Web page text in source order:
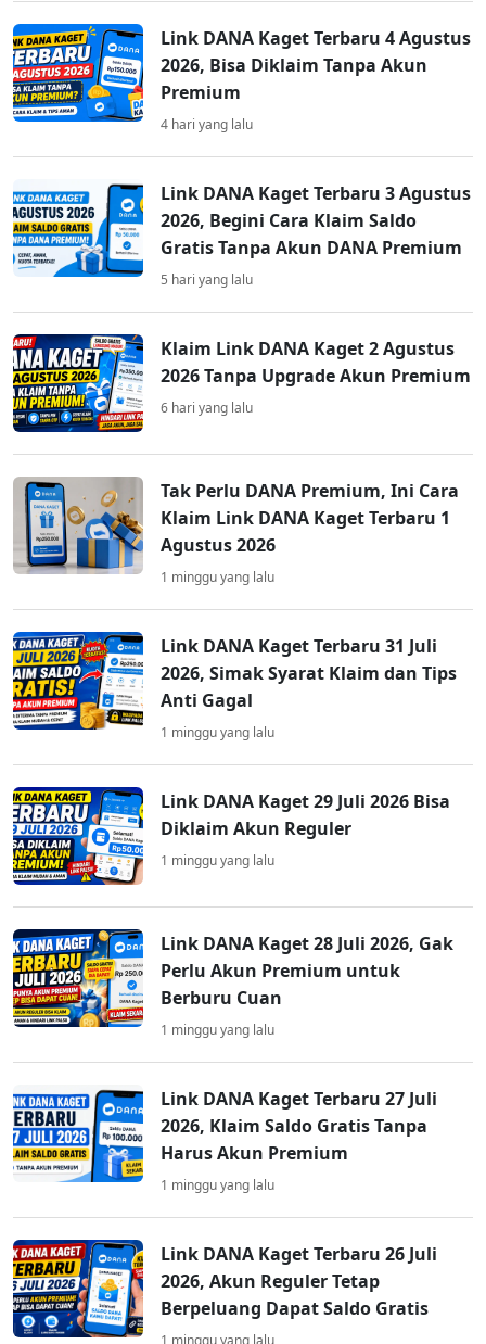
Link DANA Kaget Terbaru 4 Agustus
2026, Bisa Diklaim Tanpa Akun
Premium
4 hari yang lalu
Link DANA Kaget Terbaru 3 Agustus
2026, Begini Cara Klaim Saldo
Gratis Tanpa Akun DANA Premium
5 hari yang lalu
Klaim Link DANA Kaget 2 Agustus
2026 Tanpa Upgrade Akun Premium
6 hari yang lalu
Tak Perlu DANA Premium, Ini Cara
Klaim Link DANA Kaget Terbaru 1
Agustus 2026
1 minggu yang lalu
Link DANA Kaget Terbaru 31 Juli
2026, Simak Syarat Klaim dan Tips
Anti Gagal
1 minggu yang lalu
Link DANA Kaget 29 Juli 2026 Bisa
Diklaim Akun Reguler
1 minggu yang lalu
Link DANA Kaget 28 Juli 2026, Gak
Perlu Akun Premium untuk
Berburu Cuan
1 minggu yang lalu
Link DANA Kaget Terbaru 27 Juli
2026, Klaim Saldo Gratis Tanpa
Harus Akun Premium
1 minggu yang lalu
Link DANA Kaget Terbaru 26 Juli
2026, Akun Reguler Tetap
Berpeluang Dapat Saldo Gratis